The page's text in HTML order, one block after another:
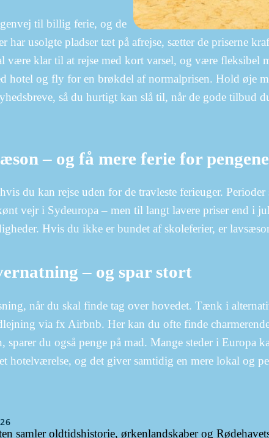
til billig ferie, og de
har usolgte pladser tæt på afrejse, sætter de priserne
være klar til at rejse med kort varsel, og være fleksibel
hotel og fly for en brøkdel af normalprisen. Hold øje
så du hurtigt kan slå til, når de gode tilbud
– og få mere ferie for pengene
du kan rejse uden for de travleste ferieuger.
vejr i Sydeuropa – men til langt lavere priser end i
Hvis du ikke er bundet af skoleferier, er
– og spar stort
når du skal finde tag over hovedet. Tænk i
via fx Airbnb. Her kan du ofte finde
du også penge på mad. Mange steder i Europa
hotelværelse, og det giver samtidig en mere lokal og
samler oldtidshistorie, ørkenlandskaber og